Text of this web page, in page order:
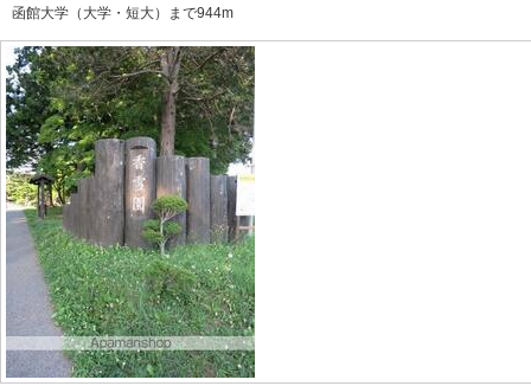
函館大学（大学・短大）まで944m